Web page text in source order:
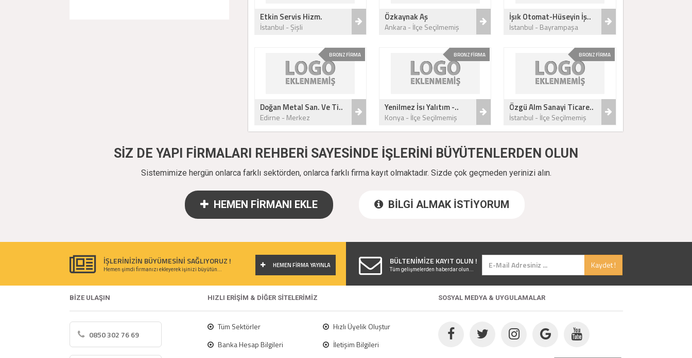
Etkin Servis Hizm.
İstanbul - Şişli
Özkaynak Aş
Ankara - İlçe Seçilmemiş
İşık Otomat-Hüseyin İş..
İstanbul - Bayrampaşa
BRONZ FİRMA
Doğan Metal San. Ve Ti..
Edirne - Merkez
BRONZ FİRMA
Yenilmez İsı Yalıtım -..
Konya - İlçe Seçilmemiş
BRONZ FİRMA
Özgü Alm Sanayi Ticare..
İstanbul - İlçe Seçilmemiş
SİZ DE YAPI FİRMALARI REHBERİ SAYESİNDE İŞLERİNİ BÜYÜTENLERDEN OLUN
Sistemimize hergün onlarca farklı sektörden, onlarca farklı firma kayıt olmaktadır. Sizde çok geçmeden yerinizi alın.
HEMEN FİRMANI EKLE BİLGİ ALMAK İSTİYORUM
İŞLERİNİZİN BÜYÜMESİNİ SAĞLIYORUZ ! HEMEN FİRMA YAYINLA
Hemen şimdi firmanızı ekleyerek işinizi büyütün...
BÜLTENİMİZE KAYIT OLUN ! Kaydet !
Tüm gelişmelerden haberdar olun...
BİZE ULAŞIN HIZLI ERİŞİM & DİĞER SİTELERİMİZ SOSYAL MEDYA & UYGULAMALAR
0850 302 76 69
Tüm Sektörler
Hızlı Üyelik Oluştur
Banka Hesap Bilgileri
İletişim Bilgileri